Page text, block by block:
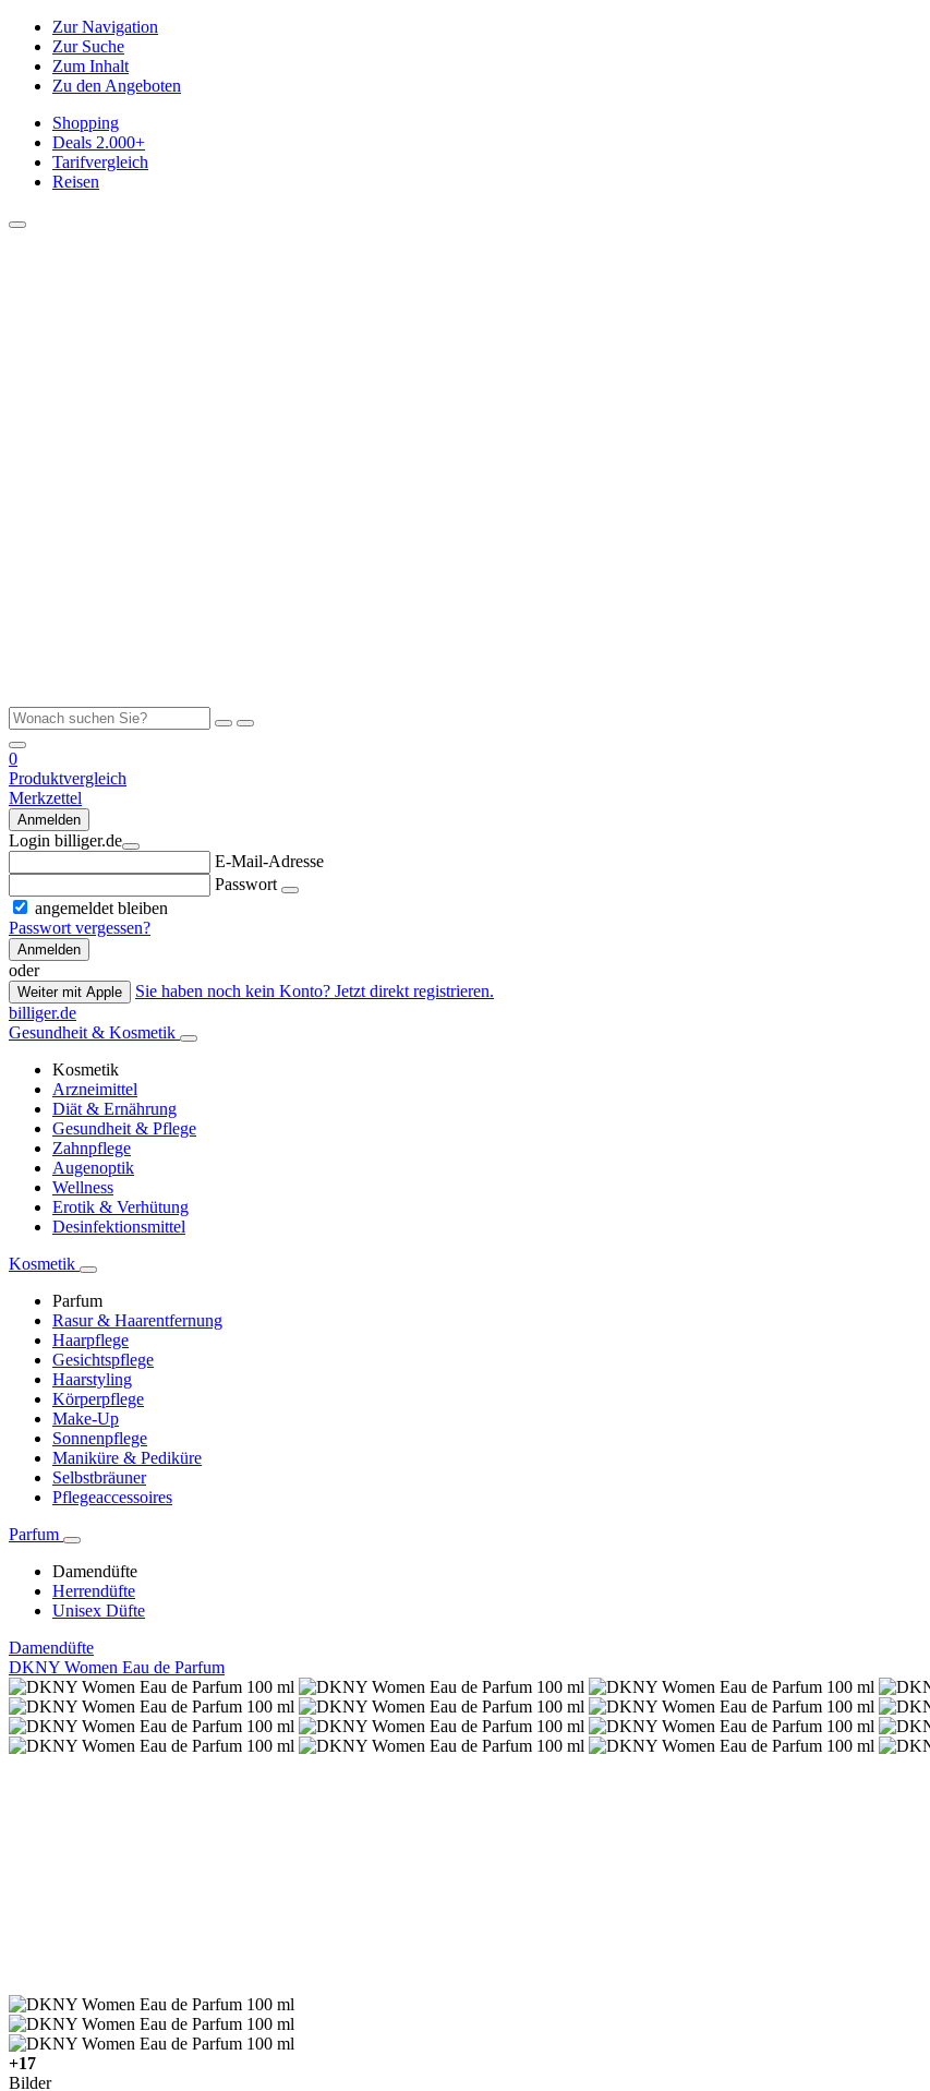
Zur Navigation
Zur Suche
Zum Inhalt
Zu den Angeboten
Shopping
Deals 2.000+
Tarifvergleich
Reisen
0
Produktvergleich
Merkzettel
Anmelden
Login billiger.de
E-Mail-Adresse
Passwort
angemeldet bleiben
Passwort vergessen?
Anmelden
oder
Weiter mit Apple
Sie haben noch kein Konto? Jetzt direkt registrieren.
billiger.de
Gesundheit & Kosmetik
Kosmetik
Arzneimittel
Diät & Ernährung
Gesundheit & Pflege
Zahnpflege
Augenoptik
Wellness
Erotik & Verhütung
Desinfektionsmittel
Kosmetik
Parfum
Rasur & Haarentfernung
Haarpflege
Gesichtspflege
Haarstyling
Körperpflege
Make-Up
Sonnenpflege
Maniküre & Pediküre
Selbstbräuner
Pflegeaccessoires
Parfum
Damendüfte
Herrendüfte
Unisex Düfte
Damendüfte
DKNY Women Eau de Parfum
+17
Bilder